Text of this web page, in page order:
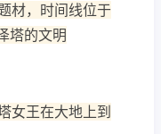
材，时间线位于
塔的文明
女王在大地上到